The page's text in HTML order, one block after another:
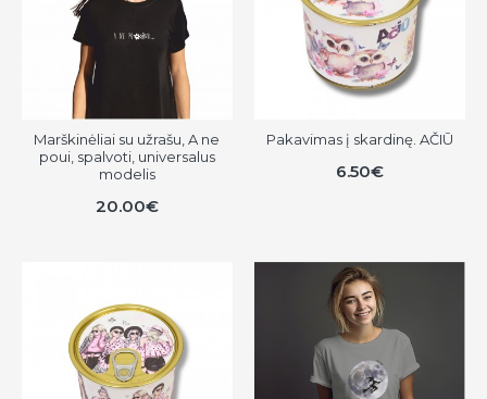
Marškinėliai su užrašu, A ne
poui, spalvoti, universalus
modelis
20.00€
Pakavimas į skardinę. AČIŪ
6.50€